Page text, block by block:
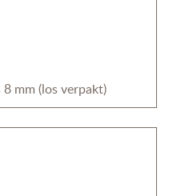
mm (los verpakt)